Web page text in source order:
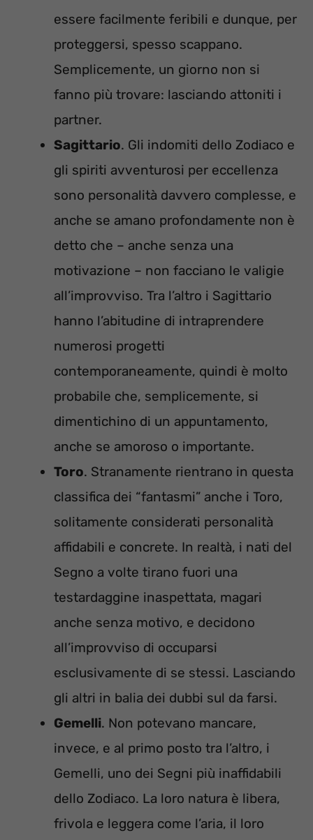
essere facilmente feribili e dunque, per
proteggersi, spesso scappano.
Semplicemente, un giorno non si
fanno più trovare: lasciando attoniti i
partner.
Sagittario. Gli indomiti dello Zodiaco e
gli spiriti avventurosi per eccellenza
sono personalità davvero complesse, e
anche se amano profondamente non è
detto che – anche senza una
motivazione – non facciano le valigie
all’improvviso. Tra l’altro i Sagittario
hanno l’abitudine di intraprendere
numerosi progetti
contemporaneamente, quindi è molto
probabile che, semplicemente, si
dimentichino di un appuntamento,
anche se amoroso o importante.
Toro. Stranamente rientrano in questa
classifica dei “fantasmi” anche i Toro,
solitamente considerati personalità
affidabili e concrete. In realtà, i nati del
Segno a volte tirano fuori una
testardaggine inaspettata, magari
anche senza motivo, e decidono
all’improvviso di occuparsi
esclusivamente di se stessi. Lasciando
gli altri in balia dei dubbi sul da farsi.
Gemelli. Non potevano mancare,
invece, e al primo posto tra l’altro, i
Gemelli, uno dei Segni più inaffidabili
dello Zodiaco. La loro natura è libera,
frivola e leggera come l’aria, il loro